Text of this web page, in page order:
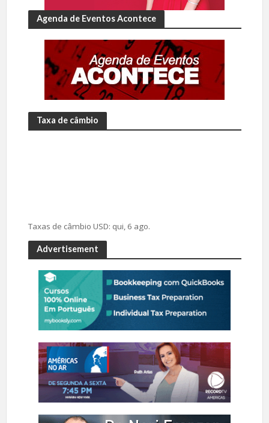
Agenda de Eventos Acontece
Taxa de câmbio
Taxas de câmbio USD: qui, 6 ago.
Advertisement